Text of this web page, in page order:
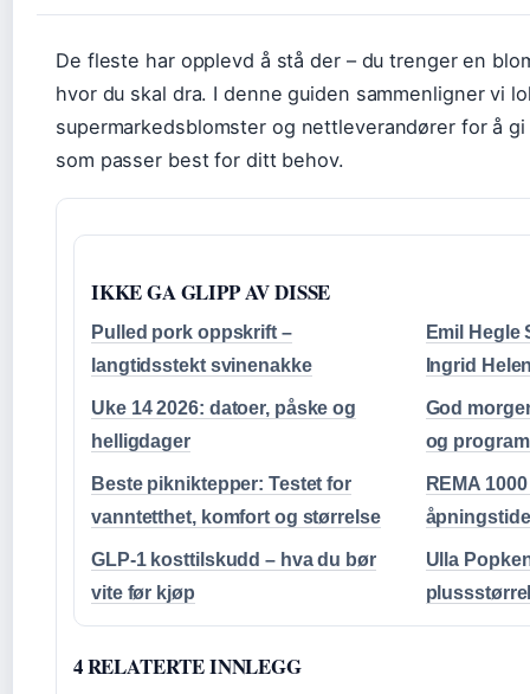
De fleste har opplevd å stå der – du trenger en
hvor du skal dra. I denne guiden sammenligner vi
supermarkedsblomster og nettleverandører for å
som passer best for ditt behov.
IKKE GA GLIPP AV DISSE
Pulled pork oppskrift –
langtidsstekt svinenakke
Emil
Ingrid
Uke 14 2026: datoer, påske og
helligdager
God
og
Beste pikniktepper: Testet for
vanntetthet, komfort og størrelse
REMA
GLP-1 kosttilskudd – hva du bør
vite før kjøp
Ulla
4 RELATERTE INNLEGG